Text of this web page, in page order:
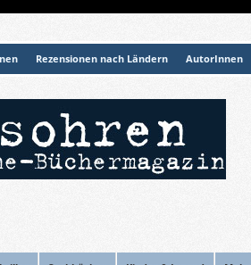
Rezensionen nach Ländern AutorInnen